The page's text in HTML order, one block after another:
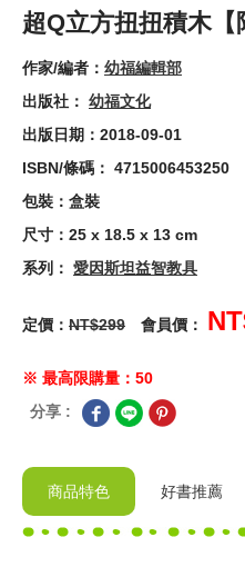
超Q立方扭扭積木【
作家/編者： 幼福編輯部
出版社： 幼福文化
出版日期：2018-09-01
ISBN/條碼： 4715006453250
包裝：盒裝
尺寸：25 x 18.5 x 13 cm
系列： 愛因斯坦益智教具
定價： NT$299 會員價：
※ 最高限購量：50
分享 :
商品特色 好書推薦